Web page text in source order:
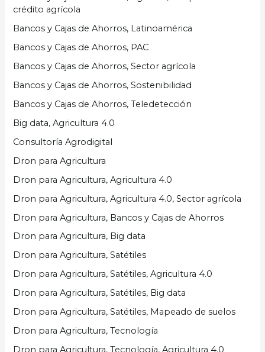
crédito agrícola
Bancos y Cajas de Ahorros, Latinoamérica
Bancos y Cajas de Ahorros, PAC
Bancos y Cajas de Ahorros, Sector agrícola
Bancos y Cajas de Ahorros, Sostenibilidad
Bancos y Cajas de Ahorros, Teledetección
Big data, Agricultura 4.0
Consultoría Agrodigital
Dron para Agricultura
Dron para Agricultura, Agricultura 4.0
Dron para Agricultura, Agricultura 4.0, Sector agrícola
Dron para Agricultura, Bancos y Cajas de Ahorros
Dron para Agricultura, Big data
Dron para Agricultura, Satétiles
Dron para Agricultura, Satétiles, Agricultura 4.0
Dron para Agricultura, Satétiles, Big data
Dron para Agricultura, Satétiles, Mapeado de suelos
Dron para Agricultura, Tecnología
Dron para Agricultura, Tecnología, Agricultura 4.0